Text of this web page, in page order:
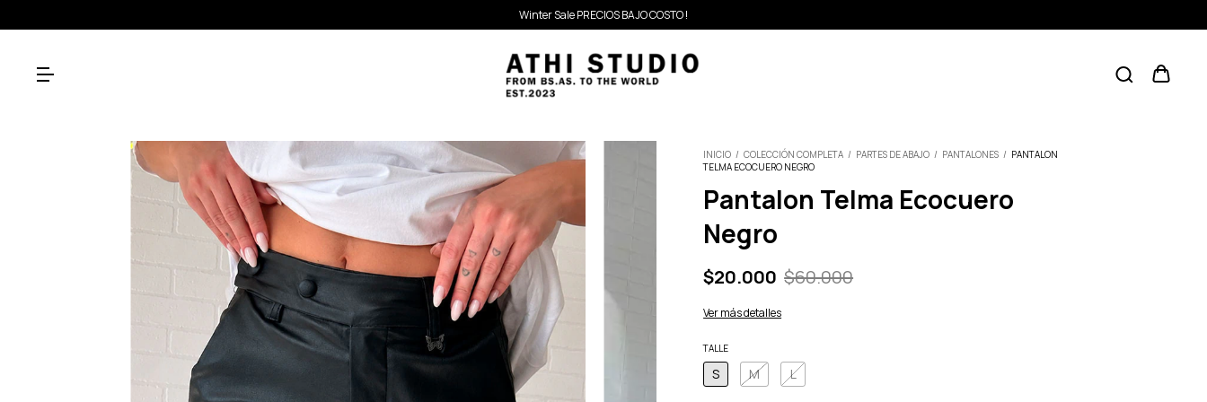
Winter Sale PRECIOS BAJO COSTO !
INICIO / COLECCIÓN COMPLETA / PARTES DE ABAJO / PANTALONES / PANTALON
TELMA ECOCUERO NEGRO
Pantalon Telma Ecocuero
Negro
$20.000 $60.000
Ver más detalles
TALLE
S M L